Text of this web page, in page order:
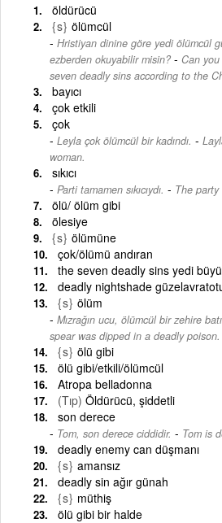
öldürücü
{s} ölümcül
Hristiyan dinine göre yedi ölümcül
ezberden okuyabilir misin? - Can
seven deadly sins according to the
bayıcı
çok etkili
çok
Leyla çok ölümcül bir kadındı. -
woman.
sıkıcı
Parti tamamen sıkıcıydı. - The party
ölü/ ölüm gibi
ölesiye
{s} ölümüne
çok/ölümü andıran
the seven deadly sins yedi
deadly nightshade
{s} ölüm
Mızrağın ucu, ölümcül bir zehire
spear was dipped in a deadly poison.
{s} ölü gibi
ölü gibi/etkili/ölümcül
Atropa belladonna
(Tıp) Öldürücü, şiddetli
son derece
Tom, son derece ciddidir. - Tom is
deadly enemy can düşmanı
{s} amansız
deadly sin ağır günah
{s} müthiş
ölü gibi bir halde